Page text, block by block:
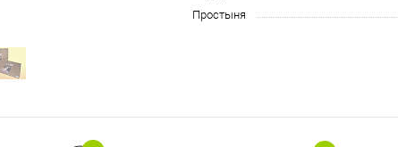
Простыня